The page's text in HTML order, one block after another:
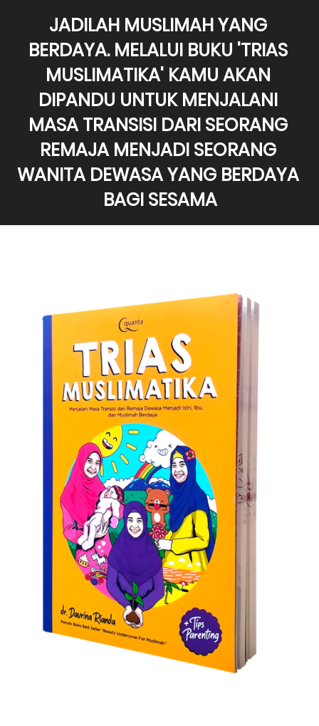
JADILAH MUSLIMAH YANG
BERDAYA. MELALUI BUKU 'TRIAS
MUSLIMATIKA' KAMU AKAN
DIPANDU UNTUK MENJALANI
MASA TRANSISI DARI SEORANG
REMAJA MENJADI SEORANG
WANITA DEWASA YANG BERDAYA
BAGI SESAMA